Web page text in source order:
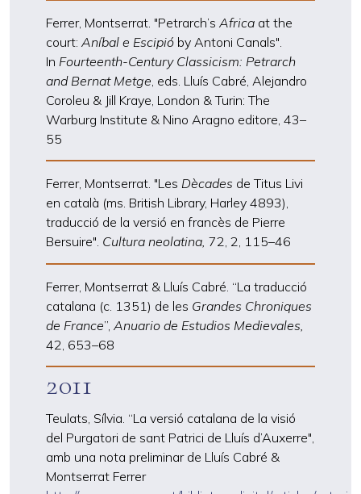
Ferrer, Montserrat. "Petrarch’s Africa at the
court: Aníbal e Escipió by Antoni Canals".
In Fourteenth-Century Classicism: Petrarch
and Bernat Metge , eds. Lluís Cabré, Alejandro
Coroleu & Jill Kraye, London & Turin: The
Warburg Institute & Nino Aragno editore, 43–
55
Ferrer, Montserrat. "Les Dècades de Titus Livi
en català (ms. British Library, Harley 4893),
traducció de la versió en francès de Pierre
Bersuire". Cultura neolatina, 72, 2, 115–46
Ferrer, Montserrat & Lluís Cabré. “La traducció
catalana (c. 1351) de les Grandes Chroniques
de France”, Anuario de Estudios Medievales,
42, 653–68
2011
Teulats, Sílvia. “La versió catalana de la visió
del Purgatori de sant Patrici de Lluís d’Auxerre",
amb una nota preliminar de Lluís Cabré &
Montserrat Ferrer